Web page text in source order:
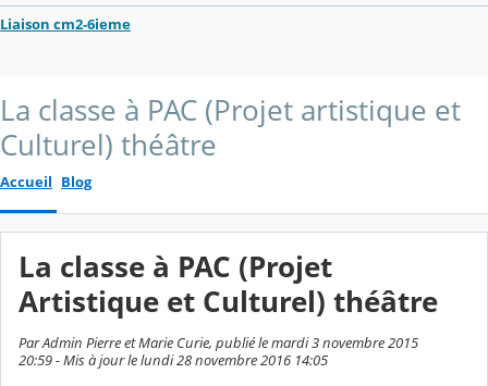
Liaison cm2-6ieme
La classe à PAC (Projet artistique et
Culturel) théâtre
Accueil Blog
La classe à PAC (Projet
Artistique et Culturel) théâtre
Par Admin Pierre et Marie Curie, publié le mardi 3 novembre 2015
20:59 - Mis à jour le lundi 28 novembre 2016 14:05